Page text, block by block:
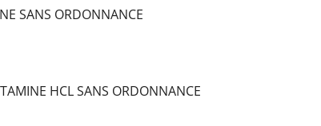
SANS ORDONNANCE
HCL SANS ORDONNANCE